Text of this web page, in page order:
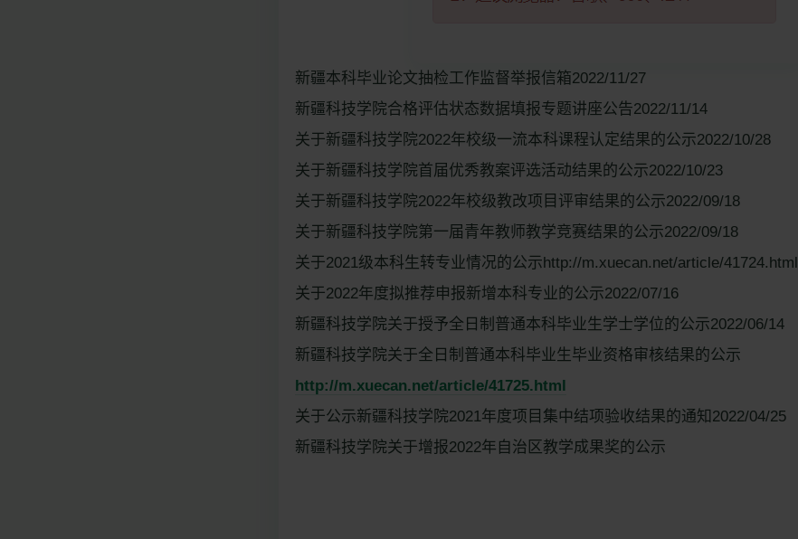
新疆本科毕业论文抽检工作监督举报信箱2022/11/27
新疆科技学院合格评估状态数据填报专题讲座公告2022/11/14
关于新疆科技学院2022年校级一流本科课程认定结果的公示2022/10/28
关于新疆科技学院首届优秀教案评选活动结果的公示2022/10/23
关于新疆科技学院2022年校级教改项目评审结果的公示2022/09/18
关于新疆科技学院第一届青年教师教学竞赛结果的公示2022/09/18
关于2021级本科生转专业情况的公示http://m.xuecan.net/article/41724.html
关于2022年度拟推荐申报新增本科专业的公示2022/07/16
新疆科技学院关于授予全日制普通本科毕业生学士学位的公示2022/06/14
新疆科技学院关于全日制普通本科毕业生毕业资格审核结果的公示
http://m.xuecan.net/article/41725.html
关于公示新疆科技学院2021年度项目集中结项验收结果的通知2022/04/25
新疆科技学院关于增报2022年自治区教学成果奖的公示